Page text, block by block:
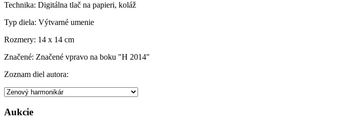
Technika: Digitálna tlač na papieri, koláž
Typ diela: Výtvarné umenie
Rozmery: 14 x 14 cm
Značené: Značené vpravo na boku "H 2014"
Zoznam diel autora:
Aukcie